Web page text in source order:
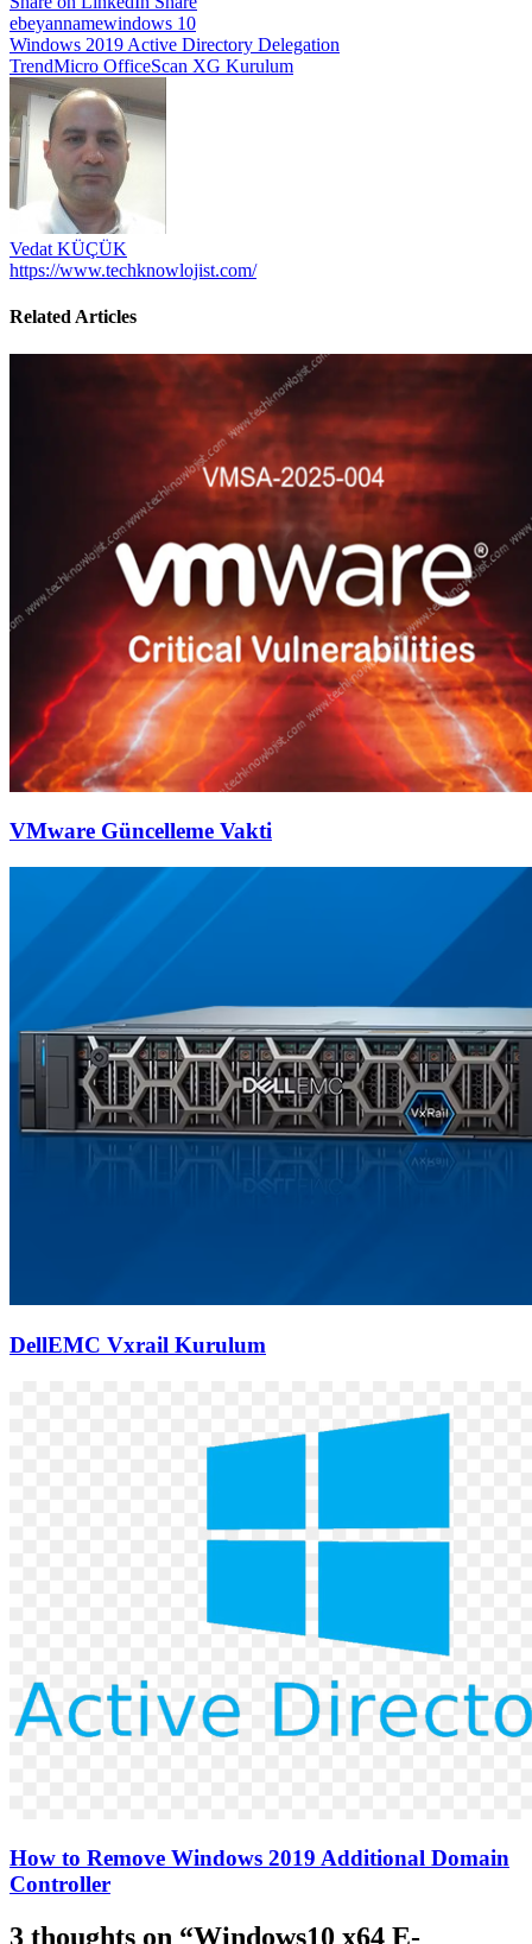
ebeyannamewindows 10
Yazı
gezinmesi
Windows 2019 Active Directory Delegation
TrendMicro OfficeScan XG Kurulum
Vedat KÜÇÜK
https://www.techknowlojist.com/
Related Articles
VMware Güncelleme Vakti
DellEMC Vxrail Kurulum
How to Remove Windows 2019 Additional Domain
Controller
3 thoughts on “Windows10 x64 E-